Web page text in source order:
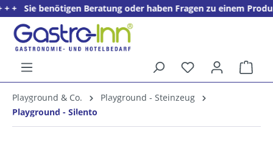
springen
benötigen Beratung oder haben Fragen zu einem
Willkommens­rabatt**
für neue Kunden
Playground & Co.
Playground - Steinzeug
Playground - Silento